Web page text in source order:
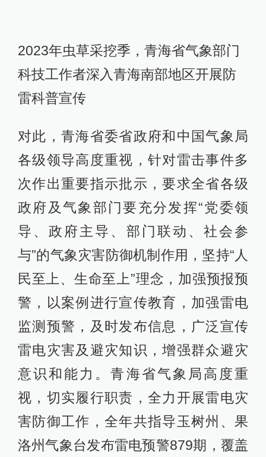
2023年虫草采挖季，青海省气象部门
科技工作者深入青海南部地区开展防
雷科普宣传
对此，青海省委省政府和中国气象局
各级领导高度重视，针对雷击事件多
次作出重要指示批示，要求全省各级
政府及气象部门要充分发挥“党委领
导、政府主导、部门联动、社会参
与”的气象灾害防御机制作用，坚持“人
民至上、生命至上”理念，加强预报预
警，以案例进行宣传教育，加强雷电
监测预警，及时发布信息，广泛宣传
雷电灾害及避灾知识，增强群众避灾
意识和能力。青海省气象局高度重
视，切实履行职责，全力开展雷电灾
害防御工作，全年共指导玉树州、果
洛州气象台发布雷电预警879期，覆盖